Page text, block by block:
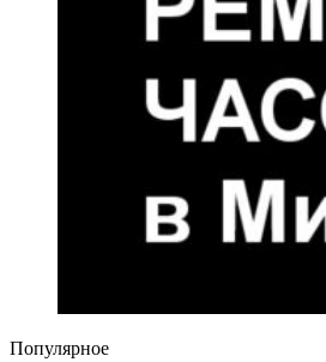
Популярное